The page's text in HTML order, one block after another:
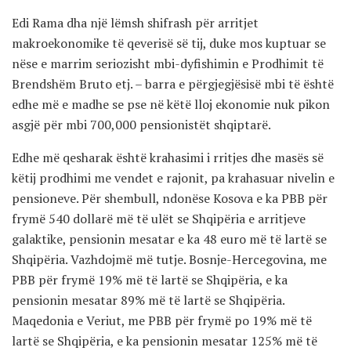
Edi Rama dha një lëmsh shifrash për arritjet
makroekonomike të qeverisë së tij, duke mos kuptuar se
nëse e marrim seriozisht mbi-dyfishimin e Prodhimit të
Brendshëm Bruto etj. – barra e përgjegjësisë mbi të është
edhe më e madhe se pse në këtë lloj ekonomie nuk pikon
asgjë për mbi 700,000 pensionistët shqiptarë.
Edhe më qesharak është krahasimi i rritjes dhe masës së
këtij prodhimi me vendet e rajonit, pa krahasuar nivelin e
pensioneve. Për shembull, ndonëse Kosova e ka PBB për
frymë 540 dollarë më të ulët se Shqipëria e arritjeve
galaktike, pensionin mesatar e ka 48 euro më të lartë se
Shqipëria. Vazhdojmë më tutje. Bosnje-Hercegovina, me
PBB për frymë 19% më të lartë se Shqipëria, e ka
pensionin mesatar 89% më të lartë se Shqipëria.
Maqedonia e Veriut, me PBB për frymë po 19% më të
lartë se Shqipëria, e ka pensionin mesatar 125% më të